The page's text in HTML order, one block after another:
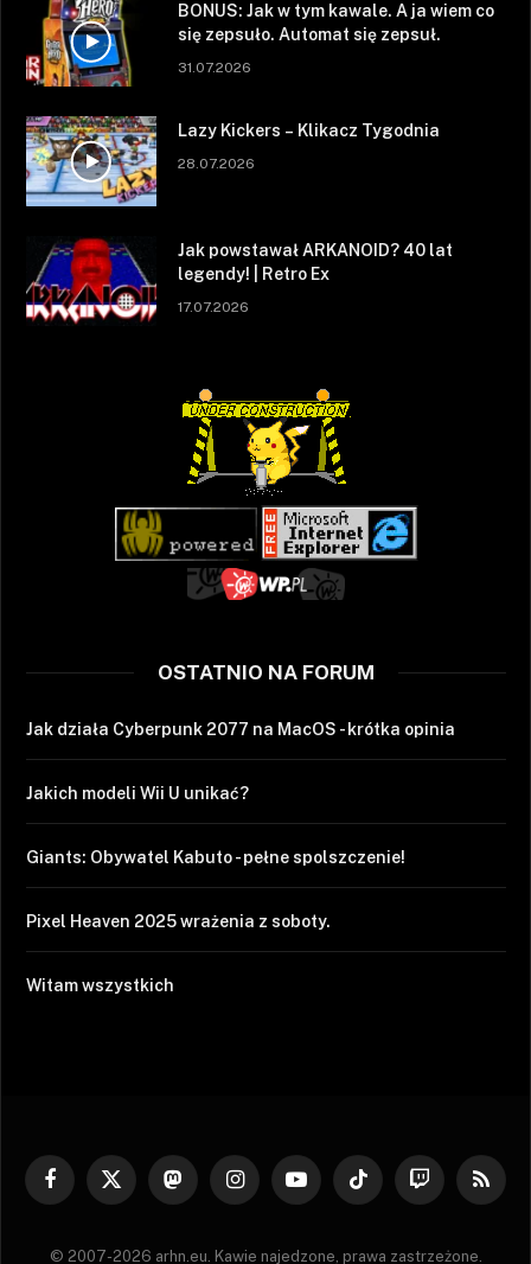
BONUS: Jak w tym kawale. A ja wiem co
się zepsuło. Automat się zepsuł.
31.07.2026
Lazy Kickers – Klikacz Tygodnia
28.07.2026
Jak powstawał ARKANOID? 40 lat
legendy! | Retro Ex
17.07.2026
OSTATNIO NA FORUM
Jak działa Cyberpunk 2077 na MacOS - krótka opinia
Jakich modeli Wii U unikać?
Giants: Obywatel Kabuto - pełne spolszczenie!
Pixel Heaven 2025 wrażenia z soboty.
Witam wszystkich
Facebook
X
MastodonInstagramYouTubeTikTok Twitch RSS
© 2007-2026 arhn.eu. Kawie najedzone, prawa zastrzeżone.